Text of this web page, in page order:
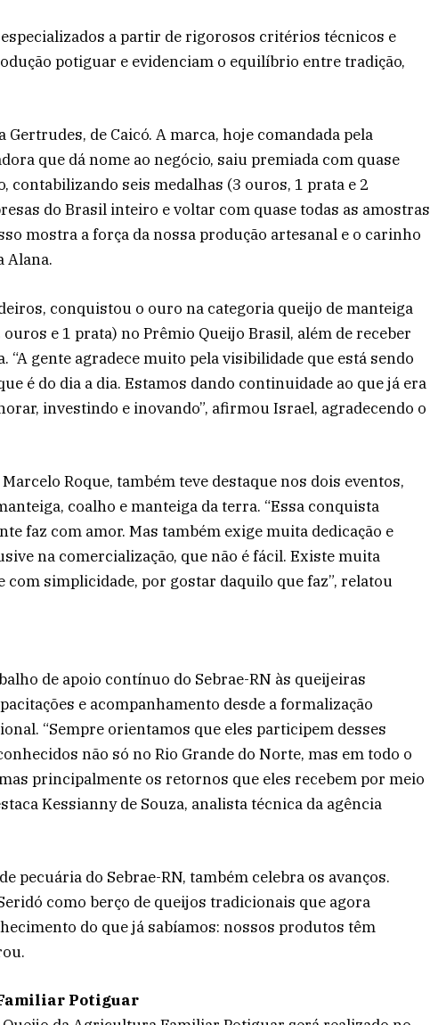
a partir de rigorosos critérios técnicos e
potiguar e evidenciam o equilíbrio entre tradição,
de Caicó. A marca, hoje comandada pela
que dá nome ao negócio, saiu premiada com quase
contabilizando seis medalhas (3 ouros, 1 prata e 2
do Brasil inteiro e voltar com quase todas as amostras
mostra a força da nossa produção artesanal e o carinho
Alana.
conquistou o ouro na categoria queijo de manteiga
e 1 prata) no Prêmio Queijo Brasil, além de receber
gente agradece muito pela visibilidade que está sendo
é do dia a dia. Estamos dando continuidade ao que já era
investindo e inovando”, afirmou Israel, agradecendo o
Roque, também teve destaque nos dois eventos,
coalho e manteiga da terra. “Essa conquista
faz com amor. Mas também exige muita dedicação e
na comercialização, que não é fácil. Existe muita
com simplicidade, por gostar daquilo que faz”, relatou
de apoio contínuo do Sebrae-RN às queijeiras
e acompanhamento desde a formalização
“Sempre orientamos que eles participem desses
não só no Rio Grande do Norte, mas em todo o
principalmente os retornos que eles recebem por meio
Kessianny de Souza, analista técnica da agência
pecuária do Sebrae-RN, também celebra os avanços.
como berço de queijos tradicionais que agora
do que já sabíamos: nossos produtos têm
Potiguar